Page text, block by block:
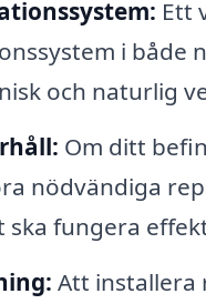
Ett
i både
och naturlig
Om ditt
nödvändiga
fungera
Att installera